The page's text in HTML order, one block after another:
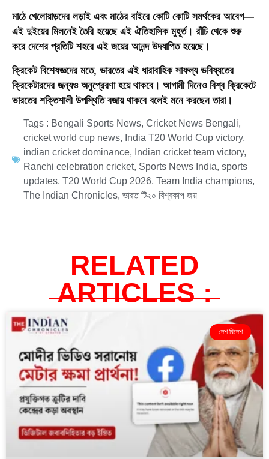
মাঠে খেলোয়াড়দের লড়াই এবং মাঠের বাইরে কোটি কোটি সমর্থকের আবেগ—
এই দুইয়ের মিলনেই তৈরি হয়েছে এই ঐতিহাসিক মুহূর্ত। রাঁচি থেকে শুরু
করে দেশের প্রতিটি শহরে এই জয়ের আনন্দ উদযাপিত হয়েছে।
ক্রিকেট বিশেষজ্ঞদের মতে, ভারতের এই ধারাবাহিক সাফল্য ভবিষ্যতের
ক্রিকেটারদের জন্যও অনুপ্রেরণা হয়ে থাকবে। আগামী দিনেও বিশ্ব ক্রিকেটে
ভারতের শক্তিশালী উপস্থিতি বজায় থাকবে বলেই মনে করছেন তারা।
Tags : Bengali Sports News, Cricket News Bengali,
cricket world cup news, India T20 World Cup victory,
indian cricket dominance, Indian cricket team victory,
Ranchi celebration cricket, Sports News India, sports
updates, T20 World Cup 2026, Team India champions,
The Indian Chronicles, ভারত টি২০ বিশ্বকাপ জয়
RELATED
ARTICLES :
দেশ বিদেশ